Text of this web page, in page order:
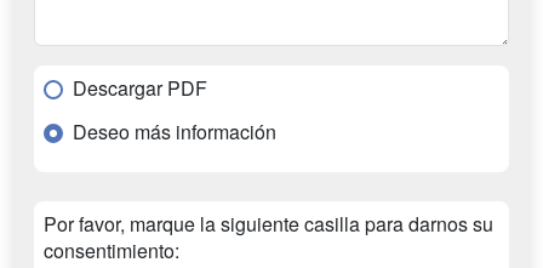
Descargar PDF
Deseo más información
Por favor, marque la siguiente casilla para darnos su
consentimiento: